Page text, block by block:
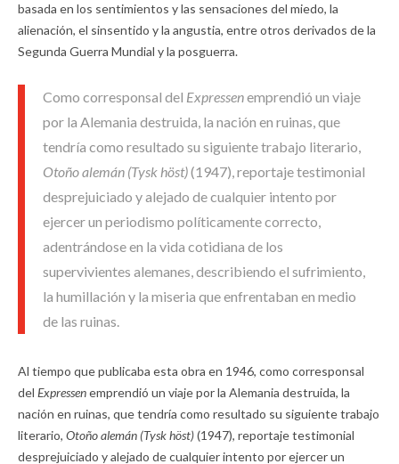
basada en los sentimientos y las sensaciones del miedo, la
alienación, el sinsentido y la angustia, entre otros derivados de la
Segunda Guerra Mundial y la posguerra.
Como corresponsal del Expressenemprendió un viaje
por la Alemania destruida, la nación en ruinas, que
tendría como resultado su siguiente trabajo literario,
Otoño alemán (Tysk höst)(1947), reportaje testimonial
desprejuiciado y alejado de cualquier intento por
ejercer un periodismo políticamente correcto,
adentrándose en la vida cotidiana de los
supervivientes alemanes, describiendo el sufrimiento,
la humillación y la miseria que enfrentaban en medio
de las ruinas.
Al tiempo que publicaba esta obra en 1946, como corresponsal
del Expressenemprendió un viaje por la Alemania destruida, la
nación en ruinas, que tendría como resultado su siguiente trabajo
literario, Otoño alemán (Tysk höst)(1947), reportaje testimonial
desprejuiciado y alejado de cualquier intento por ejercer un